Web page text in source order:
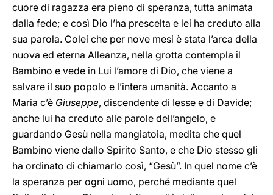
cuore di ragazza era pieno di speranza, tutta animata
dalla fede; e così Dio l’ha prescelta e lei ha creduto alla
sua parola. Colei che per nove mesi è stata l’arca della
nuova ed eterna Alleanza, nella grotta contempla il
Bambino e vede in Lui l’amore di Dio, che viene a
salvare il suo popolo e l’intera umanità. Accanto a
Maria c’è Giuseppe, discendente di Iesse e di Davide;
anche lui ha creduto alle parole dell’angelo, e
guardando Gesù nella mangiatoia, medita che quel
Bambino viene dallo Spirito Santo, e che Dio stesso gli
ha ordinato di chiamarlo così, “Gesù”. In quel nome c’è
la speranza per ogni uomo, perché mediante quel